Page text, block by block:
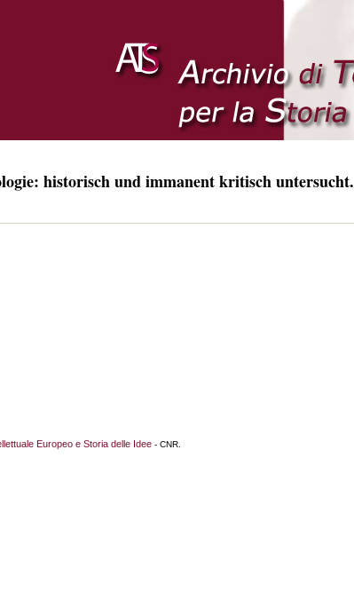
historisch und immanent kritisch untersucht.
Europeo e Storia delle Idee - CNR.